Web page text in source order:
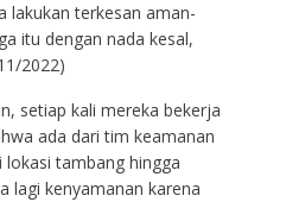
lakukan terkesan aman-
itu dengan nada kesal,
2022)
setiap kali mereka bekerja
ada dari tim keamanan
tambang hingga
lagi kenyamanan karena